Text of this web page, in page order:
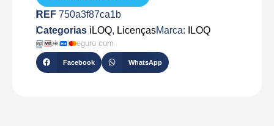
REF 750a3f87ca1b
Categorias iLOQ, LicençasMarca: ILOQ
Checkout seguro com
Facebook WhatsApp